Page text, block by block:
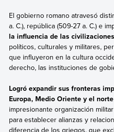
El gobierno romano atravesó
a. C.), república (509-27 a. C.) e
la influencia de las
políticos, culturales y militares,
que influyeron en la cultura
derecho, las instituciones de
Logró expandir sus fronteras
Europa, Medio Oriente y el
impresionante organización
para establecer alianzas y